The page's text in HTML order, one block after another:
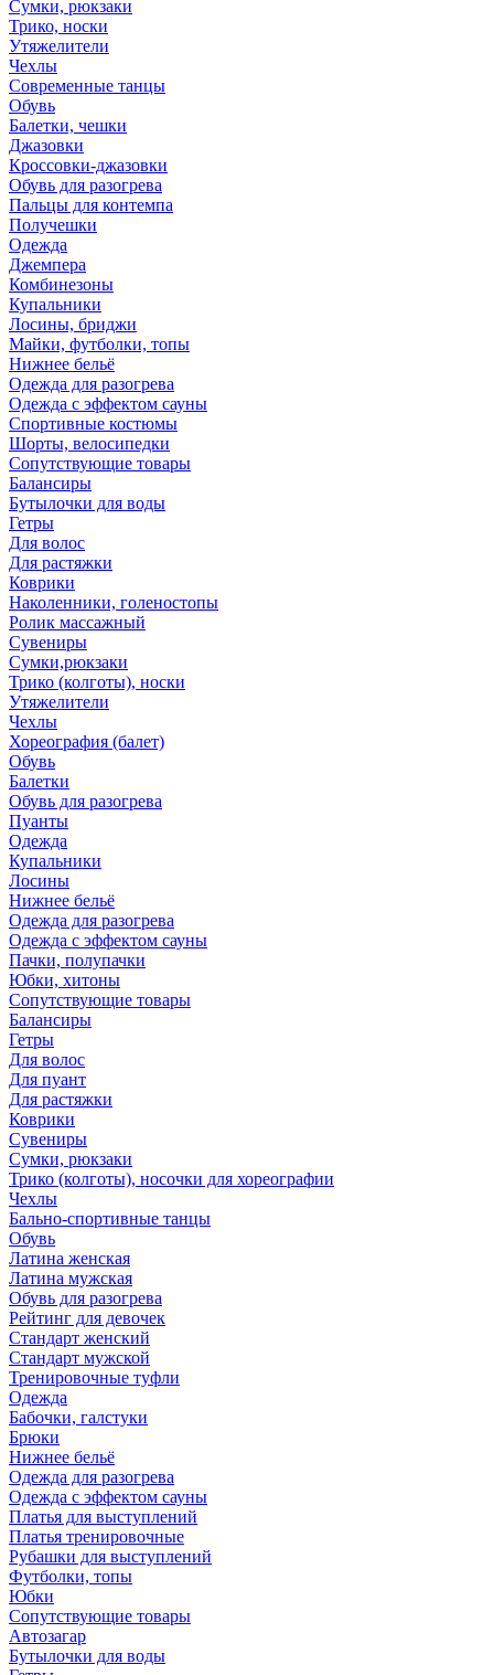
Сумки, рюкзаки
Трико, носки
Утяжелители
Чехлы
Современные танцы
Обувь
Балетки, чешки
Джазовки
Кроссовки-джазовки
Обувь для разогрева
Пальцы для контемпа
Получешки
Одежда
Джемпера
Комбинезоны
Купальники
Лосины, бриджи
Майки, футболки, топы
Нижнее бельё
Одежда для разогрева
Одежда с эффектом сауны
Спортивные костюмы
Шорты, велосипедки
Сопутствующие товары
Балансиры
Бутылочки для воды
Гетры
Для волос
Для растяжки
Коврики
Наколенники, голеностопы
Ролик массажный
Сувениры
Сумки,рюкзаки
Трико (колготы), носки
Утяжелители
Чехлы
Хореография (балет)
Обувь
Балетки
Обувь для разогрева
Пуанты
Одежда
Купальники
Лосины
Нижнее бельё
Одежда для разогрева
Одежда с эффектом сауны
Пачки, полупачки
Юбки, хитоны
Сопутствующие товары
Балансиры
Гетры
Для волос
Для пуант
Для растяжки
Коврики
Сувениры
Сумки, рюкзаки
Трико (колготы), носочки для хореографии
Чехлы
Бально-спортивные танцы
Обувь
Латина женская
Латина мужская
Обувь для разогрева
Рейтинг для девочек
Стандарт женский
Стандарт мужской
Тренировочные туфли
Одежда
Бабочки, галстуки
Брюки
Нижнее бельё
Одежда для разогрева
Одежда с эффектом сауны
Платья для выступлений
Платья тренировочные
Рубашки для выступлений
Футболки, топы
Юбки
Сопутствующие товары
Автозагар
Бутылочки для воды